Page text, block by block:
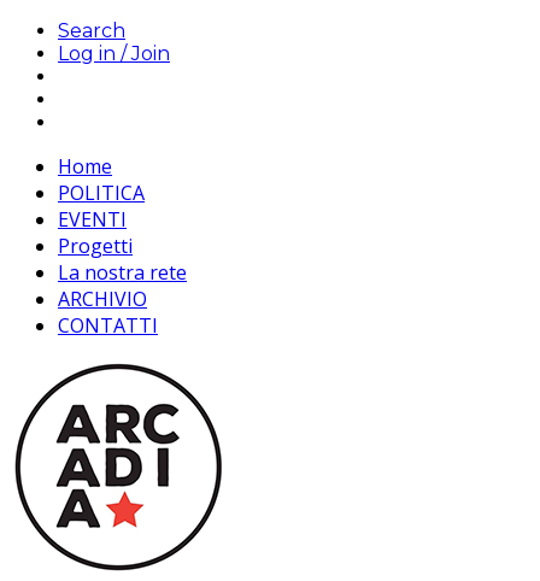
Search
Log in / Join
Home
POLITICA
EVENTI
Progetti
La nostra rete
ARCHIVIO
CONTATTI